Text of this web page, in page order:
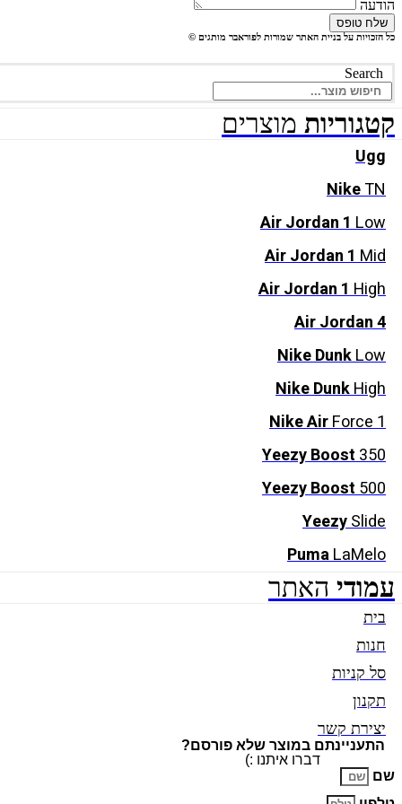
הודעה
שלח טופס
כל הזכויות על בניית האתר שמורות לפוראבר מותגים ©
Search
קטגוריות מוצרים
Ugg
NikeTN
Air Jordan 1Low
Air Jordan 1Mid
Air Jordan 1High
Air Jordan 4
Nike DunkLow
Nike DunkHigh
Nike AirForce 1
Yeezy Boost350
Yeezy Boost500
YeezySlide
PumaLaMelo
עמודי האתר
בית
חנות
סל קניות
תקנון
יצירת קשר
התעניינתם במוצר שלא פורסם?
דברו איתנו :)
שם